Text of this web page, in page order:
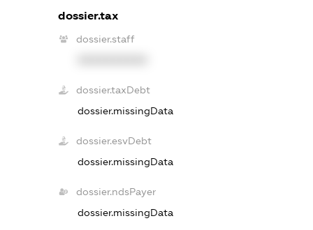
dossier.tax
dossier.staff
dossier.taxDebt
dossier.missingData
dossier.esvDebt
dossier.missingData
dossier.ndsPayer
dossier.missingData